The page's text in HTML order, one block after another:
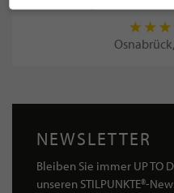
NEWSLETTER
Bleiben Sie immer UP TO
unseren STILPUNKTE®-